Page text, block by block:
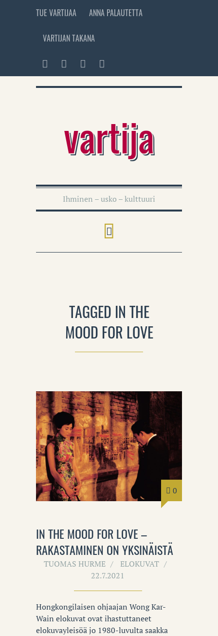
TUE VARTIJAA ANNA PALAUTETTA
VARTIJAN TAKANA
vartija
Ihminen – usko – kulttuuri
TAGGED IN THE
MOOD FOR LOVE
0
IN THE MOOD FOR LOVE –
RAKASTAMINEN ON YKSINÄISTÄ
TUOMAS HURME
ELOKUVAT
22.7.2021
Hongkongilaisen ohjaajan Wong Kar-
Wain elokuvat ovat ihastuttaneet
elokuvayleisöä jo 1980-luvulta saakka